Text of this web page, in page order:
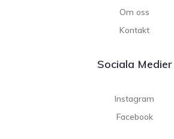
Om oss
Kontakt
Sociala Medier
Instagram
Facebook